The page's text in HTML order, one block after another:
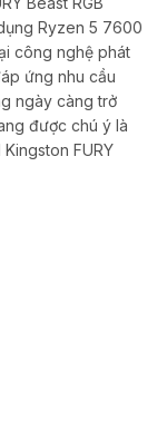
Ryzen 5 7600
công nghệ phát
ứng nhu cầu
ngày càng trở
được chú ý là
FURY